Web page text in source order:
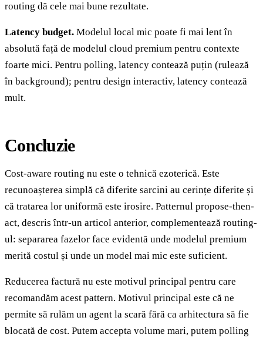
routing dă cele mai bune rezultate.
Latency budget. Modelul local mic poate fi mai lent în
absolută față de modelul cloud premium pentru contexte
foarte mici. Pentru polling, latency contează puțin (rulează
în background); pentru design interactiv, latency contează
mult.
Concluzie
Cost-aware routing nu este o tehnică ezoterică. Este
recunoașterea simplă că diferite sarcini au cerințe diferite și
că tratarea lor uniformă este irosire. Patternul propose-then-
act, descris într-un articol anterior, complementează routing-
ul: separarea fazelor face evidentă unde modelul premium
merită costul și unde un model mai mic este suficient.
Reducerea factură nu este motivul principal pentru care
recomandăm acest pattern. Motivul principal este că ne
permite să rulăm un agent la scară fără ca arhitectura să fie
blocată de cost. Putem accepta volume mari, putem polling